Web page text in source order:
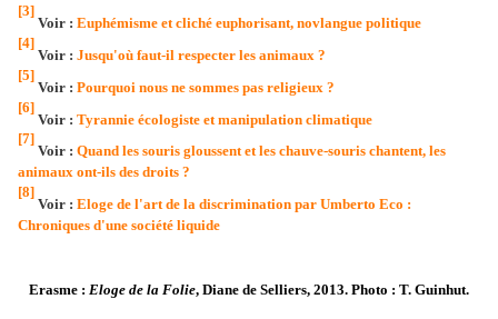
[3]
Voir : Euphémisme et cliché euphorisant, novlangue politique
[4]
Voir : Jusqu'où faut-il respecter les animaux ?
[5]
Voir : Pourquoi nous ne sommes pas religieux ?
[6]
Voir : Tyrannie écologiste et manipulation climatique
[7]
Voir : Quand les souris gloussent et les chauve-souris chantent, les
animaux ont-ils des droits ?
[8]
Voir : Eloge de l'art de la discrimination par Umberto Eco :
Chroniques d'une société liquide
Erasme : Eloge de la Folie, Diane de Selliers, 2013. Photo : T. Guinhut.